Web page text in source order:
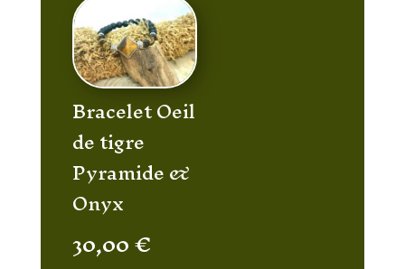
Bracelet Oeil
de tigre
Pyramide &
Onyx
30,00€